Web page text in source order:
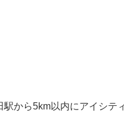
駅から5km以内にアイシテ